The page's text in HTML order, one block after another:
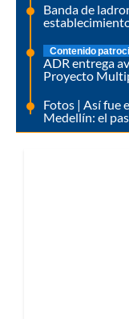
Banda de
Contenido
ADR entrega
Proyecto
Fotos | Así fue
Medellín: el